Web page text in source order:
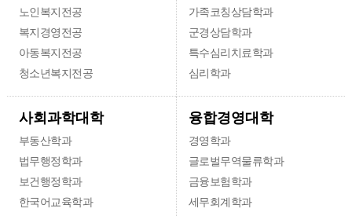
노인복지전공
복지경영전공
아동복지전공
청소년복지전공
가족코칭상담학과
군경상담학과
특수심리치료학과
심리학과
사회과학대학
부동산학과
법무행정학과
보건행정학과
한국어교육학과
융합경영대학
경영학과
글로벌무역물류학과
금융보험학과
세무회계학과